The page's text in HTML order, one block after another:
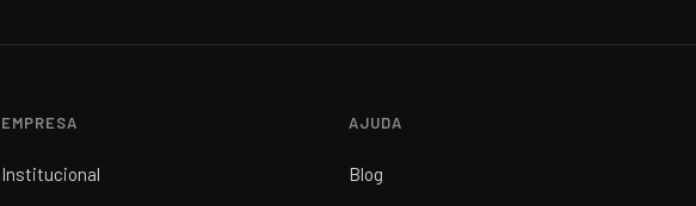
EMPRESA
Institucional
AJUDA
Blog